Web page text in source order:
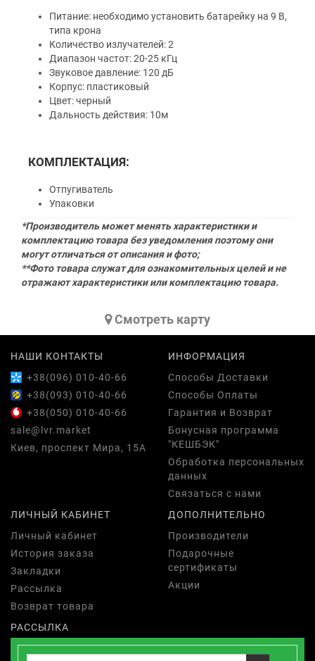
Питание: необходимо установить батарейку на 9 В,
типа крона
Количество излучателей: 2
Диапазон частот: 20-25 кГц
Звуковое давление: 120 дБ
Корпус: пластиковый
Цвет: черный
Дальность действия: 10м
КОМПЛЕКТАЦИЯ:
Отпугиватель
Упаковки
*Производитель может менять характеристики и
комплектацию товара без уведомления поэтому они
могут отличаться от описания и фото;
**Фото товара служат для ознакомительных целей и не
отражают характеристики или комплектацию товара.
Cмотреть карту
НАШИ КОНТАКТЫ
+38(096) 010-40-66
+38(093) 010-40-66
+38(050) 010-40-66
sale@lvr.market
Киев, проспект Мира, 15А
ИНФОРМАЦИЯ
Способы Доставки
Способы Оплаты
Гарантия и Возврат
Бонусная программа
"КЕШБЭК"
Обработка персональных
данных
Связаться с нами
ЛИЧНЫЙ КАБИНЕТ
Личный кабинет
История заказа
Закладки
Рассылка
Возврат товара
ДОПОЛНИТЕЛЬНО
Производители
Подарочные
сертификаты
Акции
РАССЫЛКА